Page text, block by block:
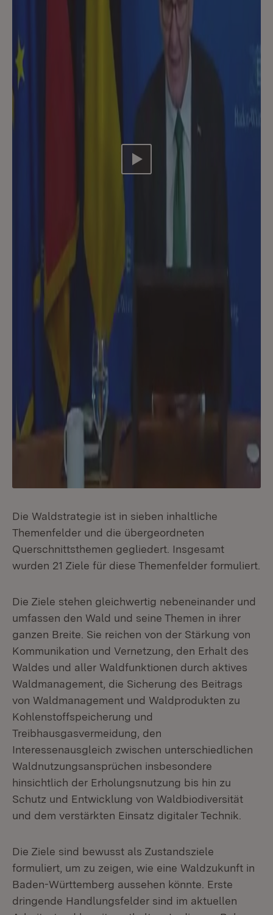
Video abspielen
Die Waldstrategie ist in sieben inhaltliche
Themenfelder und die übergeordneten
Querschnittsthemen gegliedert. Insgesamt
wurden 21 Ziele für diese Themenfelder formuliert.
Die Ziele stehen gleichwertig nebeneinander und
umfassen den Wald und seine Themen in ihrer
ganzen Breite. Sie reichen von der Stärkung von
Kommunikation und Vernetzung, den Erhalt des
Waldes und aller Waldfunktionen durch aktives
Waldmanagement, die Sicherung des Beitrags
von Waldmanagement und Waldprodukten zu
Kohlenstoffspeicherung und
Treibhausgasvermeidung, den
Interessenausgleich zwischen unterschiedlichen
Waldnutzungsansprüchen insbesondere
hinsichtlich der Erholungsnutzung bis hin zu
Schutz und Entwicklung von Waldbiodiversität
und dem verstärkten Einsatz digitaler Technik.
Die Ziele sind bewusst als Zustandsziele
formuliert, um zu zeigen, wie eine Waldzukunft in
Baden-Württemberg aussehen könnte. Erste
dringende Handlungsfelder sind im aktuellen